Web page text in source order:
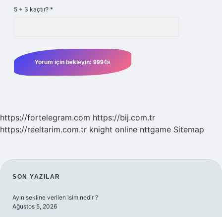
5 + 3 kaçtır? *
https://fortelegram.com https://bij.com.tr
https://reeltarim.com.tr knight online nttgame Sitemap
SIDEBAR
SON YAZILAR
Ayın sekline verilen isim nedir ?
Ağustos 5, 2026